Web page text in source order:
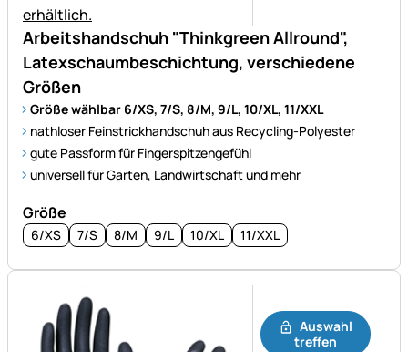
Arbeitshandschuh "Thinkgreen Allround",
Latexschaumbeschichtung, verschiedene
Größen
Größe wählbar 6/XS, 7/S, 8/M, 9/L, 10/XL, 11/XXL
nathloser Feinstrickhandschuh aus Recycling-Polyester
gute Passform für Fingerspitzengefühl
universell für Garten, Landwirtschaft und mehr
Größe
6/XS 7/S 8/M 9/L 10/XL 11/XXL
Auswahl
treffen